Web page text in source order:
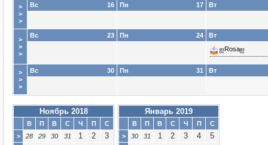
>
>
>
16
Вс 17
Пн Вт
>
>
>
23
Вс 24
Пн
Вт
ஐRosaஐ
>
>
>
30
Вс 31
Пн Вт
Ноябрь 2018
В П В С Ч П
С
>
28 29 30 31 1 2 3
Январь 2019
В П В С Ч П
С
>
30 31 1 2 3 4 5